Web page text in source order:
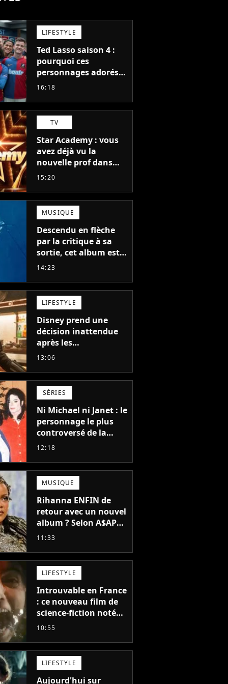
LIFESTYLE
Ted Lasso saison 4 :
pourquoi ces
personnages adorés
des fans ne sont pas
16:18
TV
Star Academy : vous
avez déjà vu la
nouvelle prof dans
The Voice et aux
15:20
MUSIQUE
Descendu en flèche
par la critique à sa
sortie, cet album est
en train de devenir le
auteur
14:23
LIFESTYLE
Disney prend une
décision inattendue
après les
"performances
et The Mandalorian &
Grogu au box-office
13:06
SÉRIES
Ni Michael ni Janet : le
personnage le plus
controversé de la
famille Jackson va
propre série
12:18
MUSIQUE
Rihanna ENFIN de
retour avec un nouvel
album ? Selon A$AP
Rocky, "c'est du
11:33
LIFESTYLE
Introuvable en France
: ce nouveau film de
science-fiction noté
55% est décrit comme
l'année"
10:55
LIFESTYLE
Aujourd'hui sur